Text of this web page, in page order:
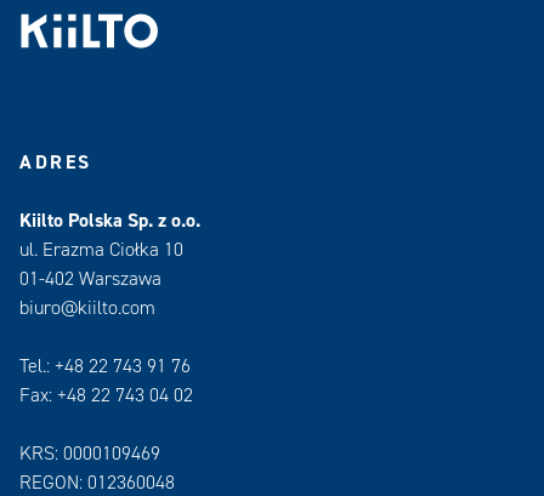
ADRES
Kiilto Polska Sp. z o.o.
ul. Erazma Ciołka 10
01-402 Warszawa
biuro@kiilto.com
Tel.: +48 22 743 91 76
Fax: +48 22 743 04 02
KRS: 0000109469
REGON: 012360048